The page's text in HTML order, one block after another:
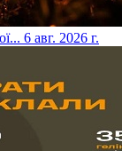
6 авг. 2026 г.